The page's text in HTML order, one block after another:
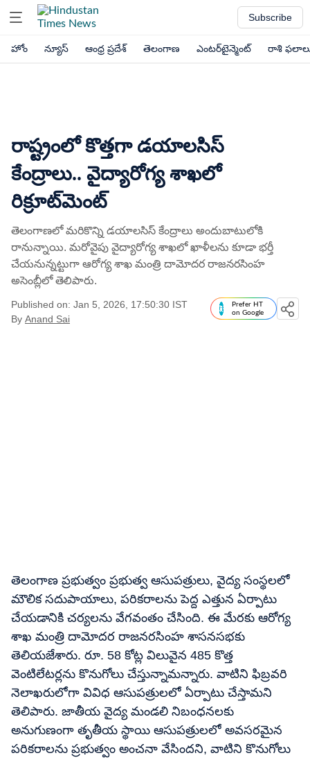
Subscribe
హోం న్యూస్ ఆంధ్ర ప్రదేశ్ తెలంగాణ ఎంటర్‌టైన్మెంట్ రాశి
రాష్ట్రంలో కొత్తగా డయాలసిస్
కేంద్రాలు.. వైద్యారోగ్య శాఖలో
రిక్రూట్‌మెంట్
తెలంగాణలో మరికొన్ని డయాలసిస్ కేంద్రాలు అందుబాటులోకి
రానున్నాయి. మరోవైపు వైద్యారోగ్య శాఖలో ఖాళీలను కూడా భర్తీ
చేయనున్నట్టుగా ఆరోగ్య శాఖ మంత్రి దామోదర రాజనరసింహ
అసెంబ్లీలో తెలిపారు.
Published on: Jan 5, 2026, 17:50:30 IST
By Anand Sai
Prefer HT
on Google
తెలంగాణ ప్రభుత్వం ప్రభుత్వ ఆసుపత్రులు, వైద్య సంస్థలలో
మౌలిక సదుపాయాలు, పరికరాలను పెద్ద ఎత్తున ఏర్పాటు
చేయడానికి చర్యలను వేగవంతం చేసింది. ఈ మేరకు ఆరోగ్య
శాఖ మంత్రి దామోదర రాజనరసింహ శాసనసభకు
తెలియజేశారు. రూ. 58 కోట్ల విలువైన 485 కొత్త
వెంటిలేటర్లను కొనుగోలు చేస్తున్నామన్నారు. వాటిని ఫిబ్రవరి
నెలాఖరులోగా వివిధ ఆసుపత్రులలో ఏర్పాటు చేస్తామని
తెలిపారు. జాతీయ వైద్య మండలి నిబంధనలకు
అనుగుణంగా తృతీయ స్థాయి ఆసుపత్రులలో అవసరమైన
పరికరాలను ప్రభుత్వం అంచనా వేసిందని, వాటిని కొనుగోలు